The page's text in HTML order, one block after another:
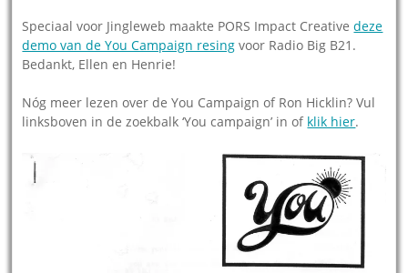
Speciaal voor Jingleweb maakte PORS Impact Creativedeze
demo van de You Campaign resing voor Radio Big B21.
Bedankt, Ellen en Henrie!
Nóg meer lezen over de You Campaign of Ron Hicklin? Vul
linksboven in de zoekbalk ‘You campaign’ in of klik hier.